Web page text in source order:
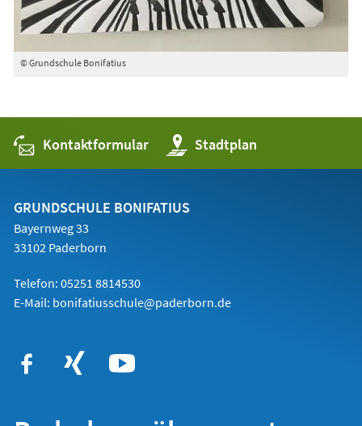
© Grundschule Bonifatius
Kontaktformular Stadtplan
(Öffnet
in
einem
Tab)
GRUNDSCHULE BONIFATIUS
Bayernweg 33
33102 Paderborn
Telefon: 05251 8814530
E-Mail: bonifatiusschule@paderborn.de